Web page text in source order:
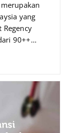
yang
Regency
90++…